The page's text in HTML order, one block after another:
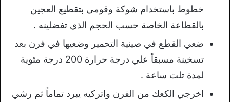
خطوط باستخدام شوكة وقومي بتقطيع العجين
بالقطاعة الخاصة حسب الحجم الذي تفضلينه .
ضعي القطع في صينية التحمير وضعيها في فرن بعد
تسخينة مسبقاً علي درجة حرارة 200 درجة مئوية
لمدة تلت ساعة .
اخرجي الكعك من الفرن واتركيه يبرد تماماً ثم رشي